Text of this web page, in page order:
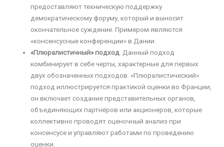
предоставляют техническую поддержку
демократическому форуму, который и выносит
окончательное суждение. Примером являются
«консенсусные конференции» в Дании.
«Плюралистичный» подход. Данный подход
комбинирует в себе черты, характерные для первых
двух обозначенных подходов. «Плюралистический»
подход иллюстрируется практикой оценки во Франции,
он включает создание представительных органов,
объединяющих партнёров или акционеров, которые
коллективно проводят оценочный анализ при
консенсусе и управляют работами по проведению
оценки.